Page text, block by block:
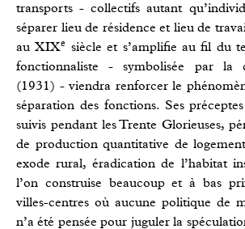
transports - collectifs autant
séparer lieu de résidence et lieu de
au XIXe siècle et s’amplifie au fil du
fonctionnaliste - symbolisée par la
(1931) - viendra renforcer le
séparation des fonctions. Ses
suivis pendant les Trente Glorieuses,
de production quantitative de
exode rural, éradication de l’habitat
l’on construise beaucoup et à bas
villes-centres où aucune politique de
n’a été pensée pour juguler la